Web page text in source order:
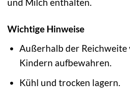
und Milch enthalten.
Wichtige Hinweise
Außerhalb der Reichweite
Kindern aufbewahren.
Kühl und trocken lagern.